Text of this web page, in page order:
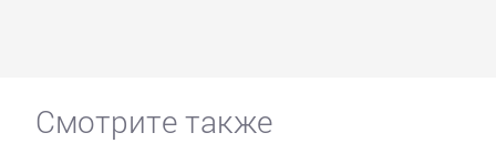
Смотрите также